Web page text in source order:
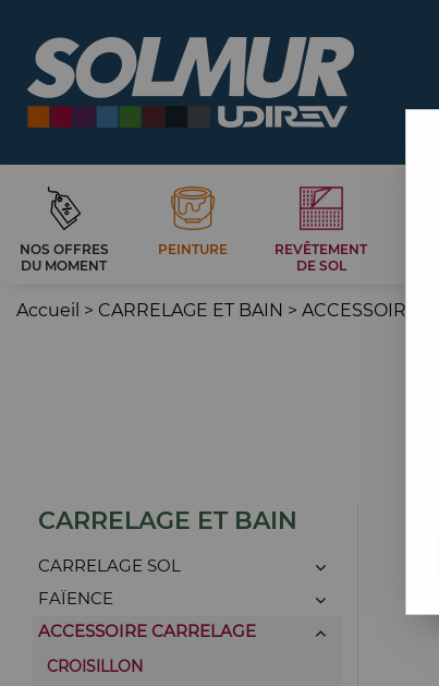
NOS OFFRES
DU MOMENT
PEINTURE
REVÊTEMENT
DE SOL
Accueil > CARRELAGE ET BAIN > ACCESSOIRE
CARRELAGE ET BAIN
CARRELAGE SOL
FAÏENCE
ACCESSOIRE CARRELAGE
CROISILLON